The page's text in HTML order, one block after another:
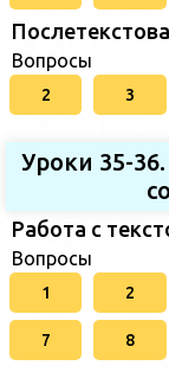
Вопросы
2 3
Уроки 35-
Работа с
Вопросы
1 2
7 8